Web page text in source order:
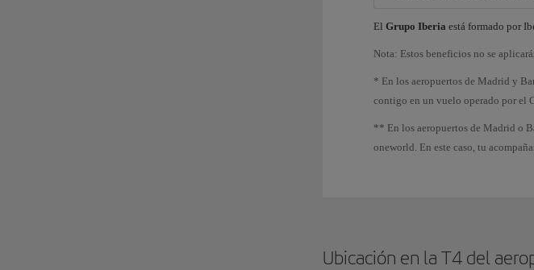
El Grupo Iberia está formado por
Nota: Estos beneficios no se
* En los aeropuertos de Madrid y
contigo en un vuelo operado por el
** En los aeropuertos de Madrid o
oneworld. En este caso, tu
Ubicación en la T4 del